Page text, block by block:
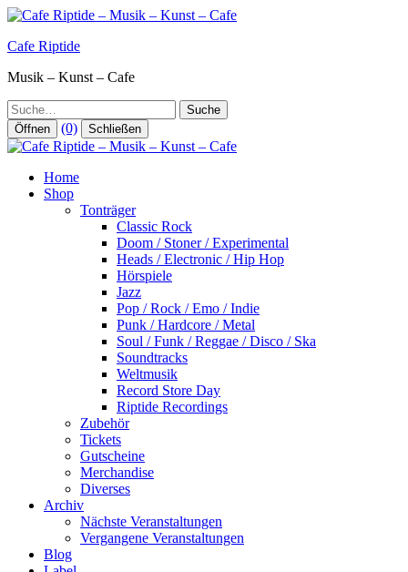
Zum
springen
Cafe Riptide
Musik – Kunst – Cafe
Suche
Öffnen (0) Schließen
Home
Shop
Tonträger
Classic Rock
Doom / Stoner / Experimental
Heads / Electronic / Hip Hop
Hörspiele
Jazz
Pop / Rock / Emo / Indie
Punk / Hardcore / Metal
Soul / Funk / Reggae / Disco / Ska
Soundtracks
Weltmusik
Record Store Day
Riptide Recordings
Zubehör
Tickets
Gutscheine
Merchandise
Diverses
Archiv
Nächste Veranstaltungen
Vergangene Veranstaltungen
Blog